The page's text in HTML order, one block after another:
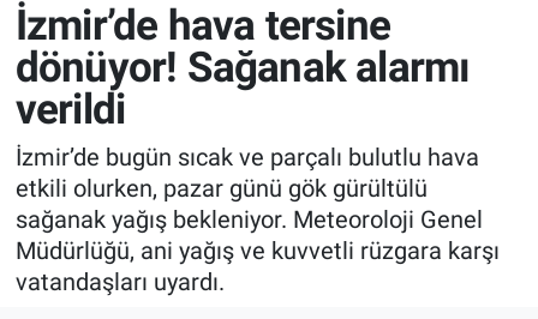
İzmir’de hava tersine
dönüyor! Sağanak alarmı
verildi
İzmir’de bugün sıcak ve parçalı bulutlu hava
etkili olurken, pazar günü gök gürültülü
sağanak yağış bekleniyor. Meteoroloji Genel
Müdürlüğü, ani yağış ve kuvvetli rüzgara karşı
vatandaşları uyardı.